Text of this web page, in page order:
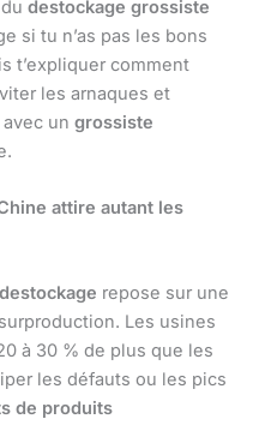
destockage grossiste
si tu n’as pas les bons
t’expliquer comment
les arnaques et
un grossiste
attire autant les
repose sur une
Les usines
à 30 % de plus que les
les défauts ou les pics
de produits